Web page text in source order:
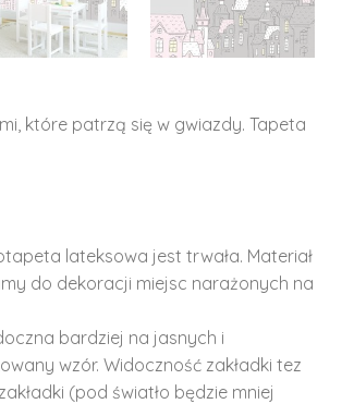
które patrzą się w gwiazdy. Tapeta
lateksowa jest trwała. Materiał
do dekoracji miejsc narażonych na
bardziej na jasnych i
wzór. Widoczność zakładki tez
(pod światło będzie mniej